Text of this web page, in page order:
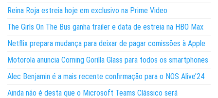
Reina Roja estreia hoje em exclusivo na Prime Video
The Girls On The Bus ganha trailer e data de estreia na HBO Max
Netflix prepara mudança para deixar de pagar comissões à Apple
Motorola anuncia Corning Gorilla Glass para todos os smartphones
Alec Benjamin é a mais recente confirmação para o NOS Alive’24
Ainda não é desta que o Microsoft Teams Clássico será